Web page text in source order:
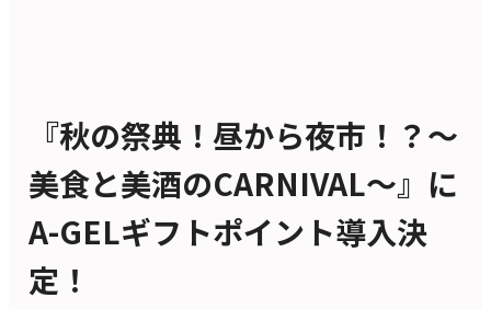
『秋の祭典！昼から夜市！？〜
美食と美酒のCARNIVAL〜』に
A-GELギフトポイント導入決
定！